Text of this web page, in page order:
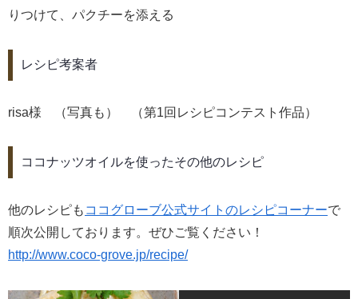
りつけて、パクチーを添える
レシピ考案者
risa様 （写真も） （第1回レシピコンテスト作品）
ココナッツオイルを使ったその他のレシピ
他のレシピも ココグローブ公式サイトのレシピコーナーで
順次公開しております。ぜひご覧ください！
http://www.coco-grove.jp/recipe/